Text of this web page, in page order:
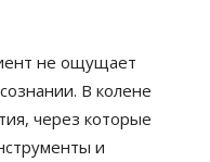
не ощущает
В колене
через которые
и